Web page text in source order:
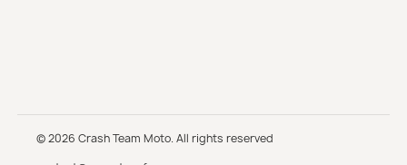
© 2026 Crash Team Moto. All rights reserved